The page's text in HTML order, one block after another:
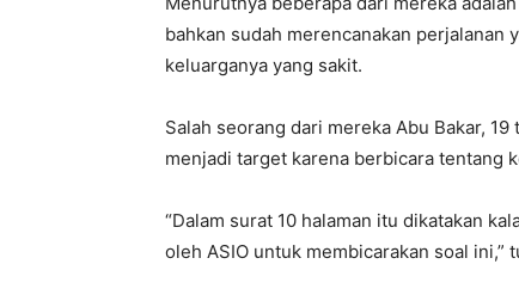
bahkan sudah merencanakan perjalanan
keluarganya yang sakit.
Salah seorang dari mereka Abu Bakar,
menjadi target karena berbicara tentang
“Dalam surat 10 halaman itu dikatakan
oleh ASIO untuk membicarakan soal ini,”